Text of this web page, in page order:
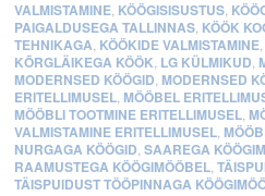
VALMISTAMINE, KÖÖGISISUSTUS,
PAIGALDUSEGA TALLINNAS, KÖÖK
TEHNIKAGA, KÖÖKIDE VALMISTAMINE,
KÕRGLÄIKEGA KÖÖK, LG KÜLMIKUD,
MODERNSED KÖÖGID, MODERNSED
ERITELLIMUSEL, MÖÖBEL
MÖÖBLI TOOTMINE ERITELLIMUSEL,
VALMISTAMINE ERITELLIMUSEL,
NURGAGA KÖÖGID,SAAREGA
RAAMUSTEGA KÖÖGIMÖÖBEL,
TÄISPUIDUST TÖÖPINNAGA